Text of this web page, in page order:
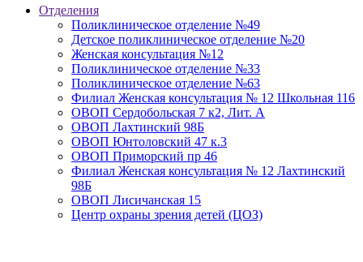
Отделения
Поликлиническое отделение №49
Детское поликлиническое отделение №20
Женская консультация №12
Поликлиническое отделение №33
Поликлиническое отделение №63
Филиал Женская консультация № 12 Школьная 116
ОВОП Сердобольская 7 к2, Лит. А
ОВОП Лахтинский 98Б
ОВОП Юнтоловский 47 к.3
ОВОП Приморский пр 46
Филиал Женская консультация № 12 Лахтинский
98Б
ОВОП Лисичанская 15
Центр охраны зрения детей (ЦОЗ)